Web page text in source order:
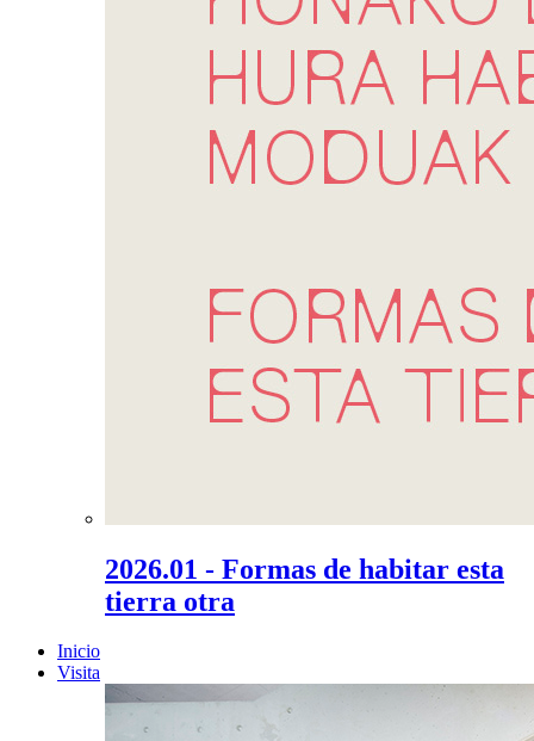
2026.01 - Formas de habitar esta
tierra otra
Inicio
Visita